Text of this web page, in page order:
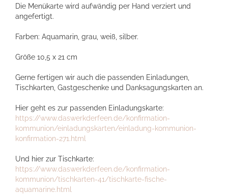
Die Menükarte wird aufwändig per Hand verziert und
angefertigt.
Farben: Aquamarin, grau, weiß, silber.
Größe 10,5 x 21 cm
Gerne fertigen wir auch die passenden Einladungen,
Tischkarten, Gastgeschenke und Danksagungskarten an.
Hier geht es zur passenden Einladungskarte:
https://www.daswerkderfeen.de/konfirmation-
kommunion/einladungskarten/einladung-kommunion-
konfirmation-271.html
Und hier zur Tischkarte:
https://www.daswerkderfeen.de/konfirmation-
kommunion/tischkarten-41/tischkarte-fische-
aquamarine.html